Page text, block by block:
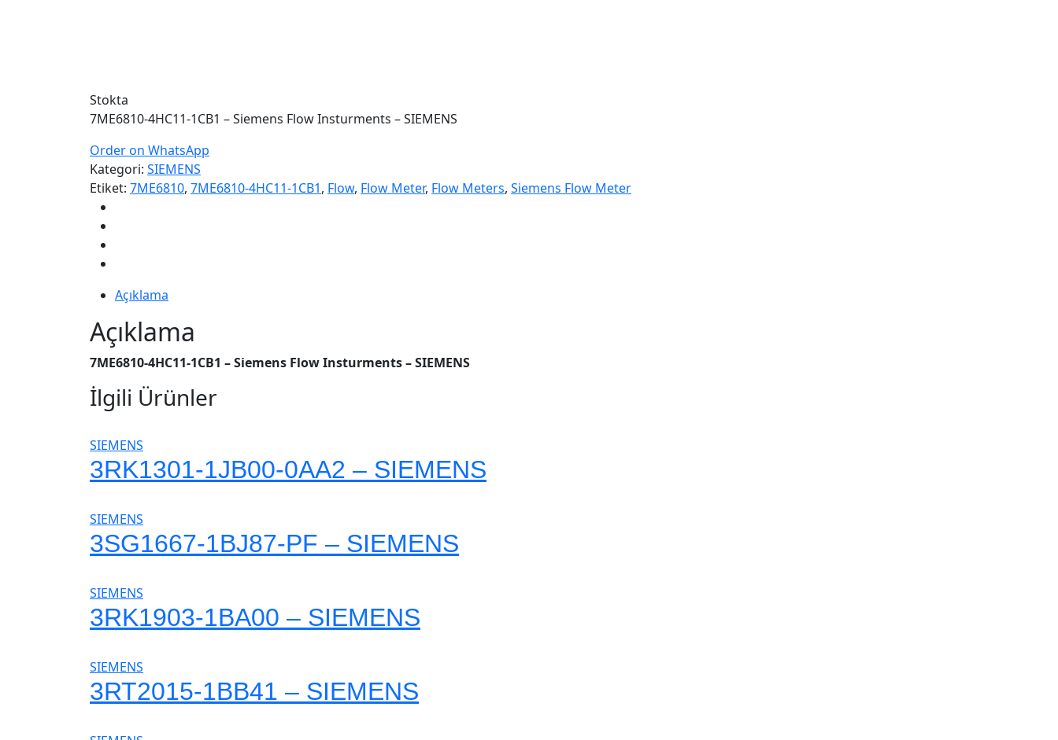
Stokta
7ME6810-4HC11-1CB1 – Siemens Flow Insturments – SIEMENS
Order on WhatsApp
Kategori: SIEMENS
Etiket: 7ME6810, 7ME6810-4HC11-1CB1, Flow, Flow Meter, Flow Meters, Siemens Flow Meter
Açıklama
Açıklama
7ME6810-4HC11-1CB1 – Siemens Flow Insturments – SIEMENS
İlgili Ürünler
SIEMENS
3RK1301-1JB00-0AA2 – SIEMENS
SIEMENS
3SG1667-1BJ87-PF – SIEMENS
SIEMENS
3RK1903-1BA00 – SIEMENS
SIEMENS
3RT2015-1BB41 – SIEMENS